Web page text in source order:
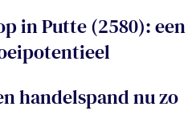
in Putte (2580): een
handelspand nu zo